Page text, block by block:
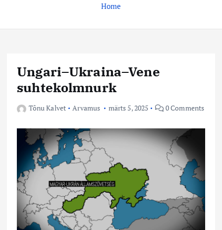
e
s
Home
Ungari–Ukraina–Vene
suhtekolmnurk
Tõnu Kalvet Arvamus märts 5, 2025 0 Comments